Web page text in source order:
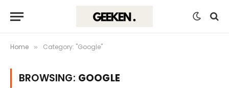
Home » Category: "Google"
BROWSING: GOOGLE